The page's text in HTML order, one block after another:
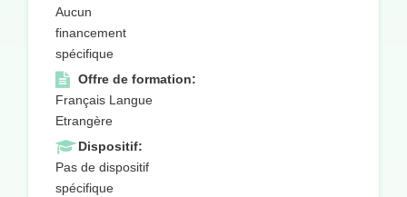
Aucun
financement
spécifique
Offre de formation:
Français Langue
Etrangère
Dispositif:
Pas de dispositif
spécifique